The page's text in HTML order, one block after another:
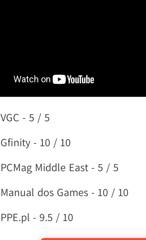
VGC - 5 / 5
Gfinity - 10 / 10
PCMag Middle East - 5 / 5
Manual dos Games - 10 / 10
PPE.pl - 9.5 / 10